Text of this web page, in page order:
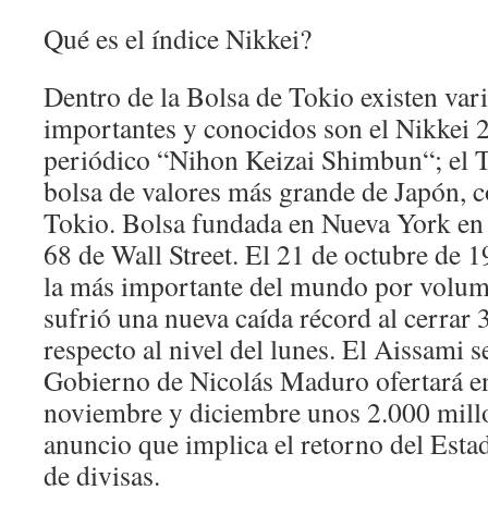
Qué es el índice Nikkei?
Dentro de la Bolsa de Tokio existen
importantes y conocidos son el Nikkei
periódico “Nihon Keizai Shimbun“; el
bolsa de valores más grande de Japón,
Tokio. Bolsa fundada en Nueva York
68 de Wall Street. El 21 de octubre de
la más importante del mundo por
sufrió una nueva caída récord al cerrar
respecto al nivel del lunes. El Aissami
Gobierno de Nicolás Maduro ofertará
noviembre y diciembre unos 2.000
anuncio que implica el retorno del
de divisas.